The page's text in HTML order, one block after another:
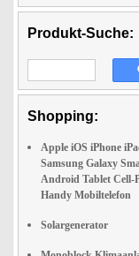
Produkt-Suche:
Shopping:
Apple iOS iPhone
Samsung Galaxy
Android Tablet Cell-
Handy Mobiltelefon
Solargenerator